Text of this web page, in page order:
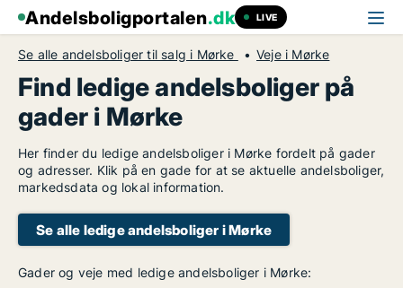
Andelsboligportalen.dk LIVE
Se alle andelsboliger til salg i Mørke Veje i Mørke
Find ledige andelsboliger på
gader i Mørke
Her finder du ledige andelsboliger i Mørke fordelt på gader
og adresser. Klik på en gade for at se aktuelle andelsboliger,
markedsdata og lokal information.
Se alle ledige andelsboliger i Mørke
Gader og veje med ledige andelsboliger i Mørke: